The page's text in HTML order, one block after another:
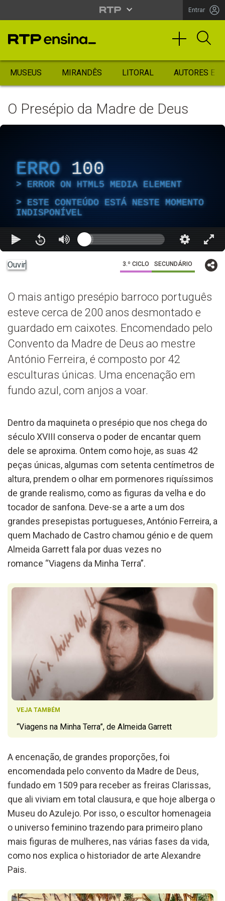
Entrar
MUSEUS MIRANDÊS LITORAL AUTORES
O Presépio da Madre de Deus
ERRO 100
ERROR ON HTML5 MEDIA ELEMENT
ESTE CONTEÚDO ESTÁ NESTE MOMENTO
INDISPONÍVEL
Ouvir 3.º CICLO SECUNDÁRIO
O mais antigo presépio barroco português
esteve cerca de 200 anos desmontado e
guardado em caixotes. Encomendado pelo
Convento da Madre de Deus ao mestre
António Ferreira, é composto por 42
esculturas únicas. Uma encenação em
fundo azul, com anjos a voar.
Dentro da maquineta o presépio que nos chega do
século XVIII conserva o poder de encantar quem
dele se aproxima. Ontem como hoje, as suas 42
peças únicas, algumas com setenta centímetros de
altura, prendem o olhar em pormenores riquíssimos
de grande realismo, como as figuras da velha e do
tocador de sanfona. Deve-se a arte a um dos
grandes presepistas portugueses, António Ferreira, a
quem Machado de Castro chamou génio e de quem
Almeida Garrett fala por duas vezes no
romance “Viagens da Minha Terra”.
VEJA TAMBÉM
“Viagens na Minha Terra”, de Almeida Garrett
A encenação, de grandes proporções, foi
encomendada pelo convento da Madre de Deus,
fundado em 1509 para receber as freiras Clarissas,
que ali viviam em total clausura, e que hoje alberga o
Museu do Azulejo. Por isso, o escultor homenageia
o universo feminino trazendo para primeiro plano
mais figuras de mulheres, nas várias fases da vida,
como nos explica o historiador de arte Alexandre
Pais.